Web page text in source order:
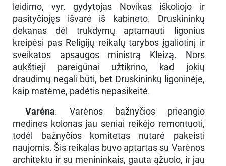
leidimo, vyr. gydytojas Novikas iškoliojo ir
pasityčiojęs išvarė iš kabineto. Druskininkų
dekanas dėl trukdymų aptarnauti ligonius
kreipėsi pas Religijų reikalų tarybos įgaliotinį ir
sveikatos apsaugos ministrą Kleizą. Nors
aukštieji pareigūnai užtikrino, kad jokių
draudimų negali būti, bet Druskininkų ligoninėje,
kaip matėme, padėtis nepasikeitė.
Varėna. Varėnos bažnyčios prieangio
medines kolonas jau seniai reikėjo remontuoti,
todėl bažnyčios komitetas nutarė pakeisti
naujomis. Šis reikalas buvo aptartas su Varėnos
architektu ir su menininkais, gauta ąžuolo, ir jau